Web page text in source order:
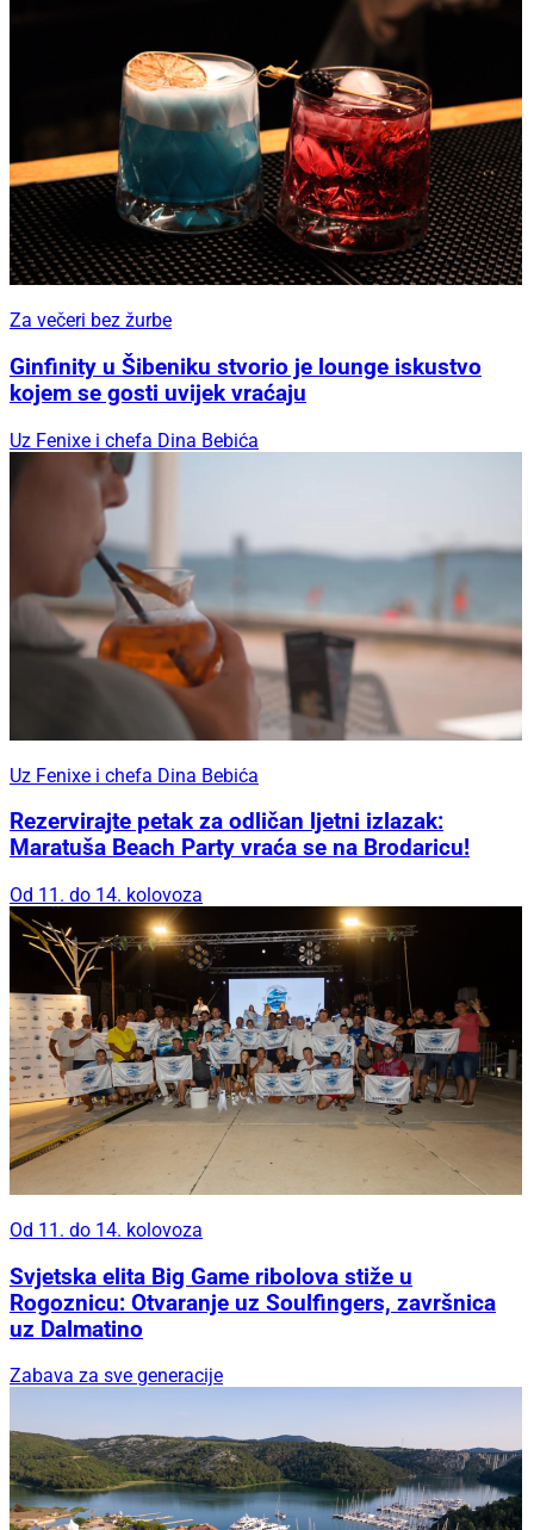
Za večeri bez žurbe
Ginfinity u Šibeniku stvorio je lounge iskustvo
kojem se gosti uvijek vraćaju
Uz Fenixe i chefa Dina Bebića
Uz Fenixe i chefa Dina Bebića
Rezervirajte petak za odličan ljetni izlazak:
Maratuša Beach Party vraća se na Brodaricu!
Od 11. do 14. kolovoza
Od 11. do 14. kolovoza
Svjetska elita Big Game ribolova stiže u
Rogoznicu: Otvaranje uz Soulfingers, završnica
uz Dalmatino
Zabava za sve generacije